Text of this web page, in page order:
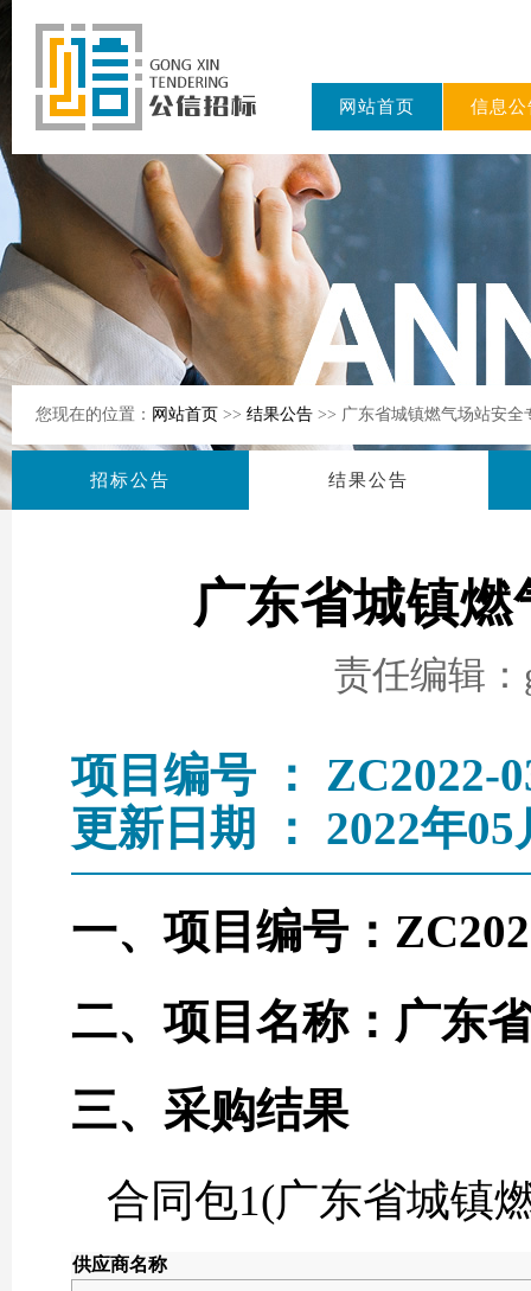
东公信招标
有限公司
网站首页 信息公
您现在的位置： 网站首页 >> 结果公告 >> 广东省城镇燃气场站安全
招标公告 结果公告
广东省城镇
责任编辑
项目编号 ： ZC2022-
更新日期 ： 2022年05
一、项目编号：
二、项目名称：广东
三、采购结果
合同包1(广东省城镇
供应商名称